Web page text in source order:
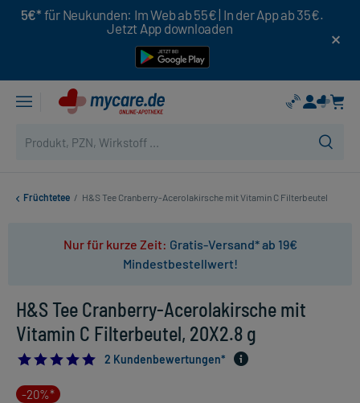
5€* für Neukunden: Im Web ab 55€ | In der App ab 35€.
Jetzt App downloaden
Früchtetee / H&S Tee Cranberry-Acerolakirsche mit Vitamin C Filterbeutel
Nur für kurze Zeit: Gratis-Versand* ab 19€
Mindestbestellwert!
H&S Tee Cranberry-Acerolakirsche mit
Vitamin C Filterbeutel, 20X2.8 g
5.0
2 Kundenbewertungen*
-20%*